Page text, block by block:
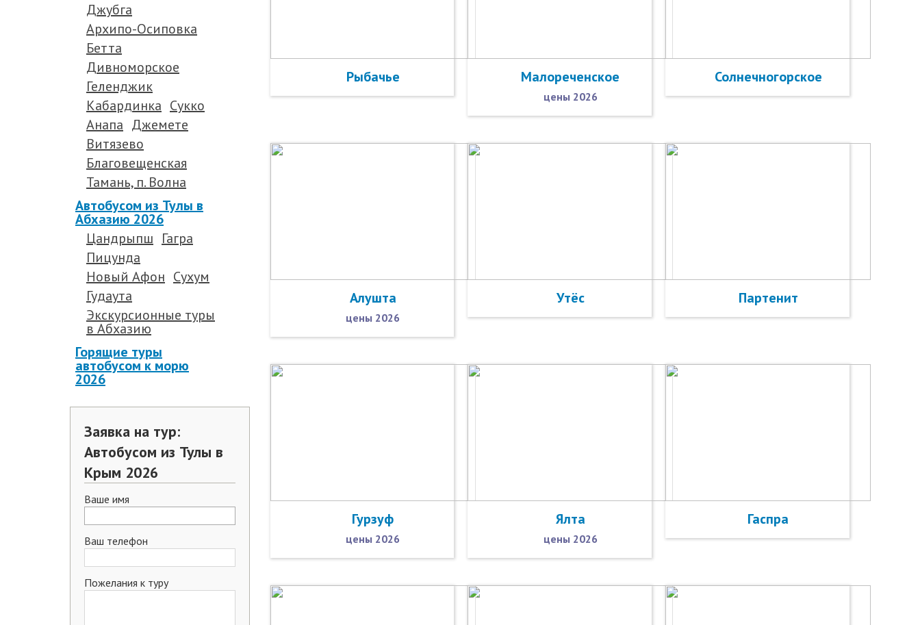
Джубга
Архипо-Осиповка
Бетта
Дивноморское
Геленджик
Кабардинка Сукко
Анапа Джемете
Витязево
Благовещенская
Тамань, п. Волна
Автобусом из Тулы в
Абхазию 2026
Цандрыпш Гагра
Пицунда
Новый Афон Сухум
Гудаута
Экскурсионные туры
в Абхазию
Горящие туры
автобусом к морю
2026
Заявка на тур:
Автобусом из Тулы в
Крым 2026
Ваше имя
Ваш телефон
Пожелания к туру
Рыбачье Малореченское
цены 2026
Солнечногорское
Алушта
цены 2026
Утёс Партенит
Гурзуф
цены 2026
Ялта
цены 2026
Гаспра